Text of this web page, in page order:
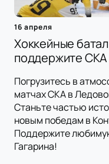
16 апреля
Хоккейные
поддержите СКА
Погрузитесь в
матчах СКА в
Станьте частью
новым победам в
Поддержите
Гагарина!